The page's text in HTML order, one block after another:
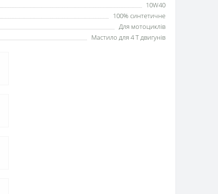
10W40
100% синтетичне
Для мотоциклів
Мастило для 4 T двигунів